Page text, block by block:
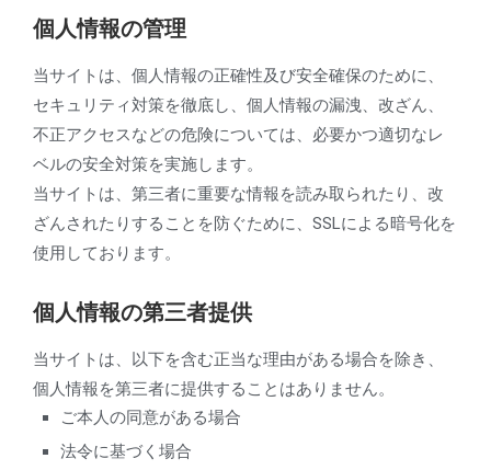
個人情報の管理
当サイトは、個人情報の正確性及び安全確保のために、
セキュリティ対策を徹底し、個人情報の漏洩、改ざん、
不正アクセスなどの危険については、必要かつ適切なレ
ベルの安全対策を実施します。
当サイトは、第三者に重要な情報を読み取られたり、改
ざんされたりすることを防ぐために、SSLによる暗号化を
使用しております。
個人情報の第三者提供
当サイトは、以下を含む正当な理由がある場合を除き、
個人情報を第三者に提供することはありません。
ご本人の同意がある場合
法令に基づく場合